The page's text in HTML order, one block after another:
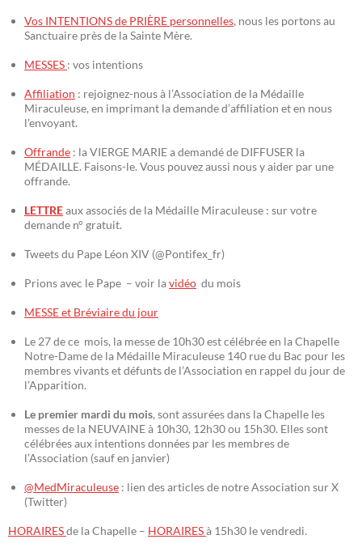
Vos INTENTIONS de PRIÈRE personnelles, nous les portons au
Sanctuaire près de la Sainte Mère.
MESSES : vos intentions
Affiliation : rejoignez-nous à l’Association de la Médaille
Miraculeuse, en imprimant la demande d’affiliation et en nous
l’envoyant.
Offrande : la VIERGE MARIE a demandé de DIFFUSER la
MÉDAILLE. Faisons-le. Vous pouvez aussi nous y aider par une
offrande.
LETTREaux associés de la Médaille Miraculeuse : sur votre
demande n° gratuit.
Tweets du Pape Léon XIV (@Pontifex_fr)
Prions avec le Pape – voir lavidéo du mois
MESSE et Bréviaire du jour
Le 27 de ce mois, la messe de 10h30 est célébrée en la Chapelle
Notre-Dame de la Médaille Miraculeuse 140 rue du Bac pour les
membres vivants et défunts de l’Association en rappel du jour de
l’Apparition.
Le premier mardi du mois, sont assurées dans la Chapelle les
messes de la NEUVAINE à 10h30, 12h30 ou 15h30. Elles sont
célébrées aux intentions données par les membres de
l’Association (sauf en janvier)
@MedMiraculeuse : lien des articles de notre Association sur X
(Twitter)
HORAIRESde la Chapelle – HORAIRESà 15h30 le vendredi.